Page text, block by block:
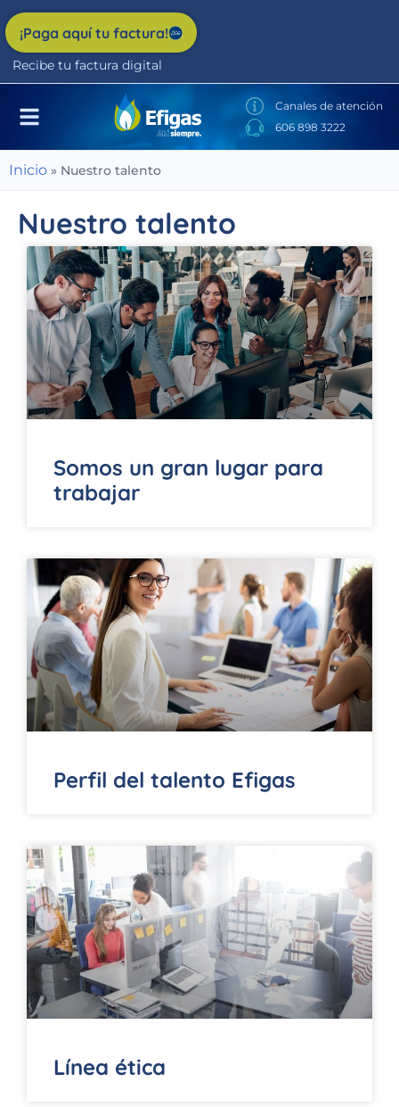
Nota:
este
sitio
web
de
¡Paga aquí tu factura!
Recibe tu factura digital
Canales de atención
606 898 3222
Inicio » Nuestro talento
Nuestro talento
Somos un gran lugar para
trabajar
Perfil del talento Efigas
Línea ética